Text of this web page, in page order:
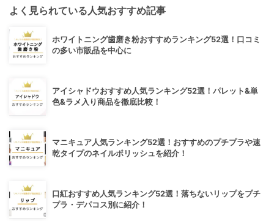
よく見られている人気おすすめ記事
ホワイトニング歯磨き粉おすすめランキング52選！口コミ
の多い市販品を中心に
アイシャドウおすすめ人気ランキング52選！パレット&単
色&ラメ入り商品を徹底比較！
マニキュア人気ランキング52選！おすすめのプチプラや速
乾タイプのネイルポリッシュを紹介！
口紅おすすめ人気ランキング52選！落ちないリップをプチ
プラ・デパコス別に紹介！